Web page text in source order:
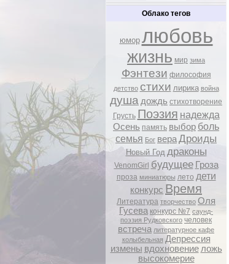
Облако тегов
юмор любовь
жизнь мир зима
Фэнтези философия
детство стихи лирика война
душа дождь стихотворение
Грусть Поэзия надежда
Осень память выбор боль
семья Бог вераДроиды
Новый Год драконы
VenomGirl будущее Гроза
проза миниатюры лето дети
конкурс Время
Литература творчество Оля
Гусева конкурс №7 саунд-
поэзия Рудковского человек
встреча литературное кафе
колыбельная Депрессия
измены вдохновение ложь
высокомерие